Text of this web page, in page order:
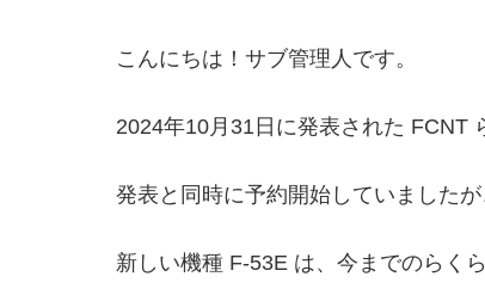
こんにちは！サブ管理人です。
2024年10月31日に発表された FCNT
発表と同時に予約開始していましたが
新しい機種 F-53E は、今までのらく